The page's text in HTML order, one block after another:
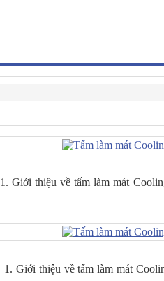
1. Giới thiệu về tấm làm mát
1. Giới thiệu về tấm làm mát